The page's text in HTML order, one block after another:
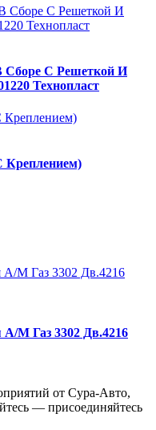
Сборе С Решеткой И
Технопласт
Креплением)
М Газ 3302 Дв.4216
от Сура-Авто,
— присоединяйтесь